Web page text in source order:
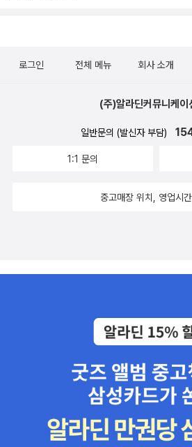
로그인 전체 메뉴 회사 소개
(주)알라딘커뮤니케이
일반문의 (발신자 부담)
1:1 문의
중고매장 위치, 영업시